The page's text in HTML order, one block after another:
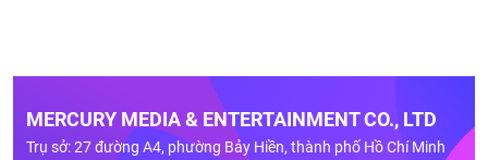
MERCURY MEDIA & ENTERTAINMENT CO., LTD
Trụ sở: 27 đường A4, phường Bảy Hiền, thành phố Hồ Chí Minh